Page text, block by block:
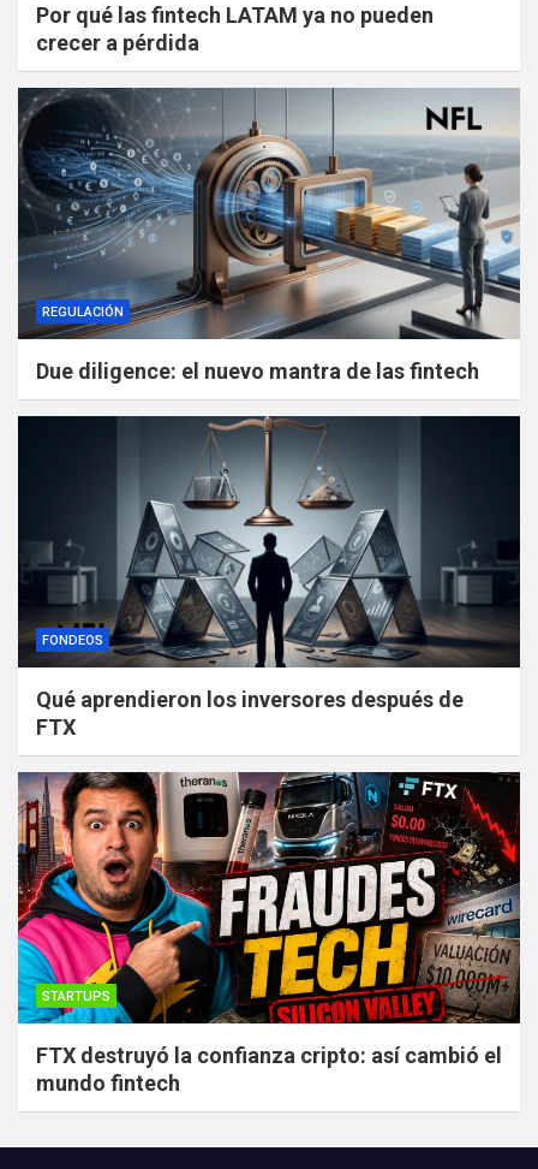
Por qué las fintech LATAM ya no pueden
crecer a pérdida
REGULACIÓN
Due diligence: el nuevo mantra de las fintech
FONDEOS
Qué aprendieron los inversores después de
FTX
STARTUPS
FTX destruyó la confianza cripto: así cambió el
mundo fintech